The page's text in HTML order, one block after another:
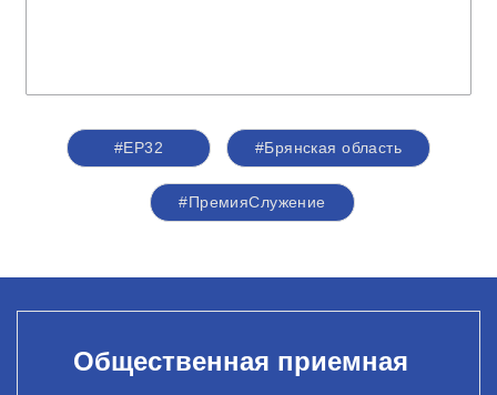
#ЕР32 #Брянская область
#ПремияСлужение
Общественная приемная